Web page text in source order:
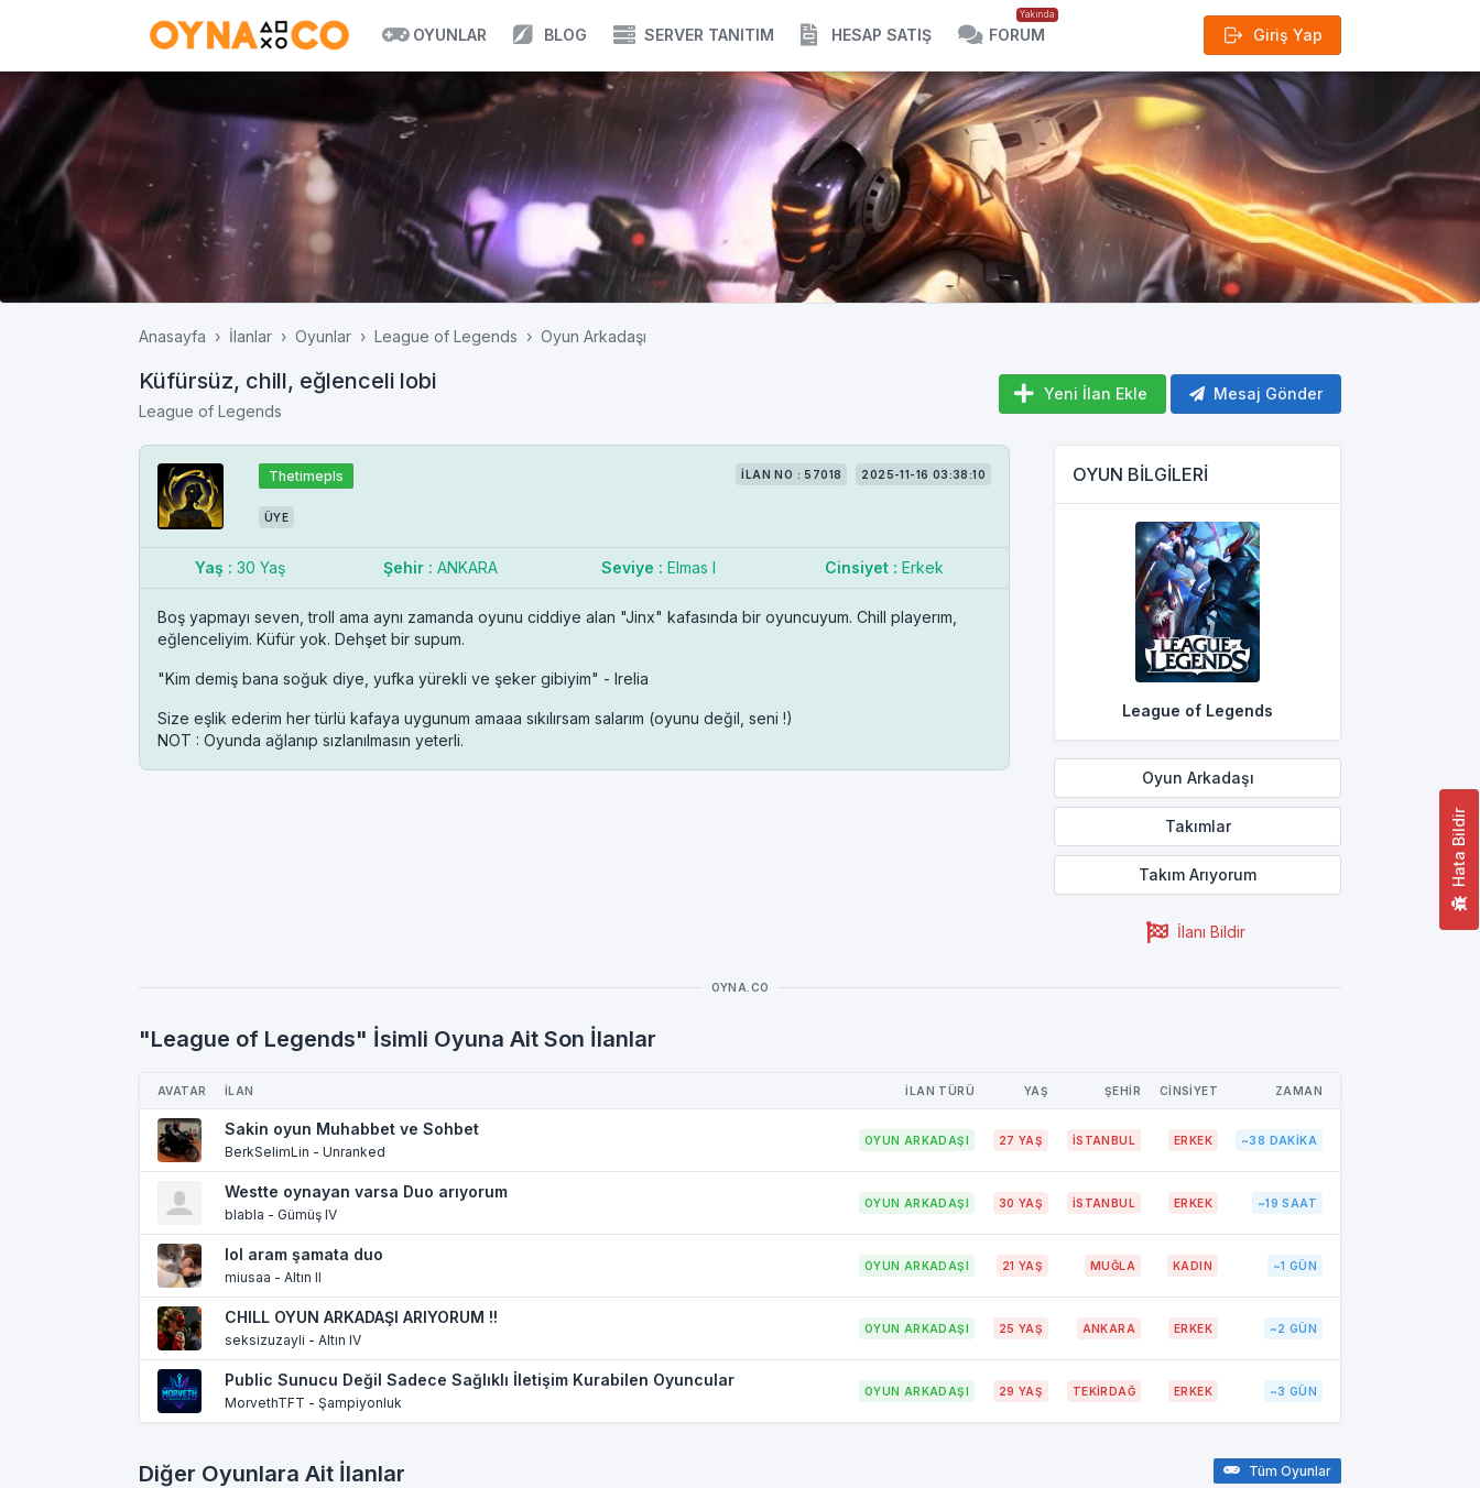
Hata Bildir
Giriş Yap
OYUNLAR BLOG SERVER TANITIM HESAP SATIŞ FORUM
Yakında
Anasayfa İlanlar Oyunlar League of Legends Oyun Arkadaşı
Küfürsüz, chill, eğlenceli lobi
League of Legends
Yeni İlan Ekle Mesaj Gönder
Thetimepls
ÜYE
İLAN NO : 57018 2025-11-16 03:38:10
Yaş : 30 Yaş Şehir : ANKARA Seviye : Elmas I Cinsiyet : Erkek
Boş yapmayı seven, troll ama aynı zamanda oyunu ciddiye alan "Jinx" kafasında bir oyuncuyum. Chill playerım,
eğlenceliyim. Küfür yok. Dehşet bir supum.
"Kim demiş bana soğuk diye, yufka yürekli ve şeker gibiyim" - Irelia
Size eşlik ederim her türlü kafaya uygunum amaaa sıkılırsam salarım (oyunu değil, seni !)
NOT : Oyunda ağlanıp sızlanılmasın yeterli.
OYUN BİLGİLERİ
League of Legends
Oyun Arkadaşı
Takımlar
Takım Arıyorum
İlanı Bildir
OYNA.CO
"League of Legends" İsimli Oyuna Ait Son İlanlar
AVATAR İLAN İLAN TÜRÜ YAŞ ŞEHİR CİNSİYET ZAMAN
Sakin oyun Muhabbet ve Sohbet
BerkSelimLin - Unranked
OYUN ARKADAŞI 27 YAŞ İSTANBUL ERKEK ~38 DAKIKA
Westte oynayan varsa Duo arıyorum
blabla - Gümüş IV
OYUN ARKADAŞI 30 YAŞ İSTANBUL ERKEK ~19 SAAT
lol aram şamata duo
miusaa - Altın II
OYUN ARKADAŞI 21 YAŞ MUĞLA KADIN ~1 GÜN
CHILL OYUN ARKADAŞI ARIYORUM !!
seksizuzayli - Altın IV
OYUN ARKADAŞI 25 YAŞ ANKARA ERKEK ~2 GÜN
Public Sunucu Değil Sadece Sağlıklı İletişim Kurabilen Oyuncular
MorvethTFT - Şampiyonluk
OYUN ARKADAŞI 29 YAŞ TEKİRDAĞ ERKEK ~3 GÜN
Diğer Oyunlara Ait İlanlar Tüm Oyunlar